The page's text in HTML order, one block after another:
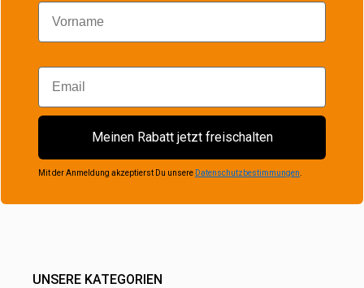
Vorname
Email
Meinen Rabatt jetzt freischalten
Mit der Anmeldung akzeptierst Du unsere Datenschutzbestimmungen
UNSERE KATEGORIEN